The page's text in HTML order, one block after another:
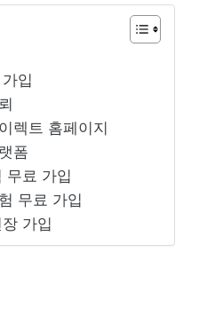
입
렉트 홈페이지
폼
무료 가입
무료 가입
가입